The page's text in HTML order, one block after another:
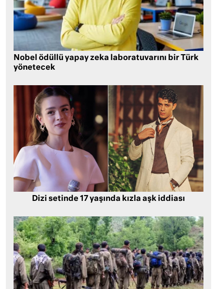
Nobel ödüllü yapay zeka laboratuvarını bir Türk
yönetecek
Dizi setinde 17 yaşında kızla aşk iddiası